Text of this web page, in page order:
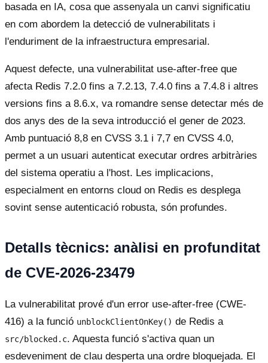
basada en IA, cosa que assenyala un canvi significatiu
en com abordem la detecció de vulnerabilitats i
l'enduriment de la infraestructura empresarial.
Aquest defecte, una vulnerabilitat use-after-free que
afecta Redis 7.2.0 fins a 7.2.13, 7.4.0 fins a 7.4.8 i altres
versions fins a 8.6.x, va romandre sense detectar més de
dos anys des de la seva introducció el gener de 2023.
Amb puntuació 8,8 en CVSS 3.1 i 7,7 en CVSS 4.0,
permet a un usuari autenticat executar ordres arbitràries
del sistema operatiu a l'host. Les implicacions,
especialment en entorns cloud on Redis es desplega
sovint sense autenticació robusta, són profundes.
Detalls tècnics: anàlisi en profunditat
de CVE-2026-23479
La vulnerabilitat prové d'un error use-after-free (CWE-
416) a la funció unblockClientOnKey() de Redis a
src/blocked.c. Aquesta funció s'activa quan un
esdeveniment de clau desperta una ordre bloquejada. El